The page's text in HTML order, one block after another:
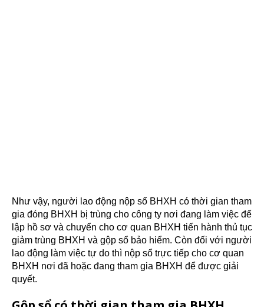
Như vậy, người lao động nộp sổ BHXH có thời gian tham
gia đóng BHXH bị trùng cho công ty nơi đang làm việc để
lập hồ sơ và chuyển cho cơ quan BHXH tiến hành thủ tục
giảm trùng BHXH và gộp sổ bảo hiểm. Còn đối với người
lao động làm việc tự do thì nộp sổ trực tiếp cho cơ quan
BHXH nơi đã hoặc đang tham gia BHXH để được giải
quyết.